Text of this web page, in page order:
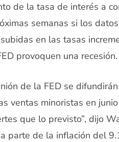
de la tasa de interés a
semanas si los
en las tasas
provoquen una recesión.
de la FED se
ventas minoristas en
que lo previsto”, dijo
parte de la inflación del